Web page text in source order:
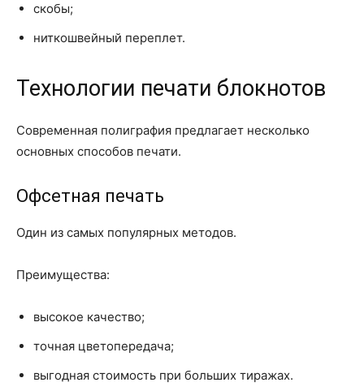
скобы;
ниткошвейный переплет.
Технологии печати блокнотов
Современная полиграфия предлагает несколько
основных способов печати.
Офсетная печать
Один из самых популярных методов.
Преимущества:
высокое качество;
точная цветопередача;
выгодная стоимость при больших тиражах.